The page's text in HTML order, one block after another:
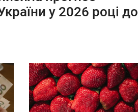
у 2026 році до
ЧЕТВЕРГ